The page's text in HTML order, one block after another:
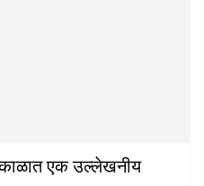
एक उल्लेखनीय